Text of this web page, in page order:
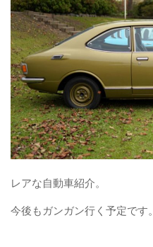
レアな自動車紹介。
今後もガンガン行く予定です。